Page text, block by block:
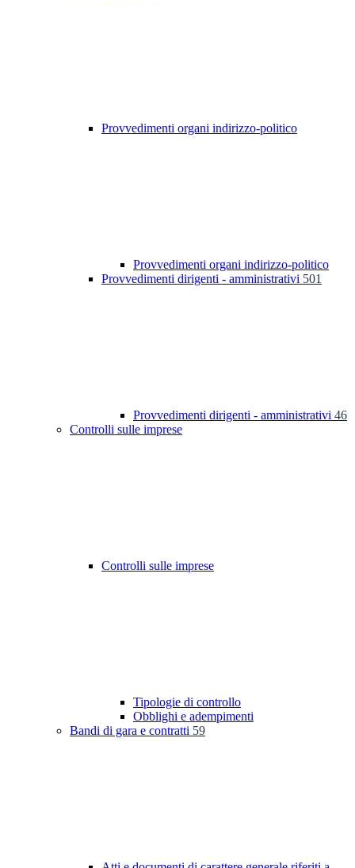
Provvedimenti organi indirizzo-politico
Provvedimenti organi indirizzo-politico
Provvedimenti dirigenti - amministrativi 501
Provvedimenti dirigenti - amministrativi 46
Controlli sulle imprese
Controlli sulle imprese
Tipologie di controllo
Obblighi e adempimenti
Bandi di gara e contratti 59